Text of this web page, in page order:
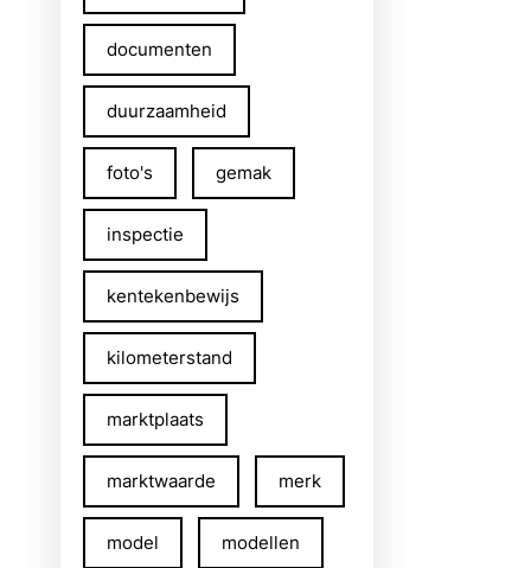
documenten
duurzaamheid
foto's gemak
inspectie
kentekenbewijs
kilometerstand
marktplaats
marktwaarde merk
model modellen